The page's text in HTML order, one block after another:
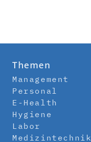
Themen
Management
Personal
E-Health
Hygiene
Labor
Medizintechnik